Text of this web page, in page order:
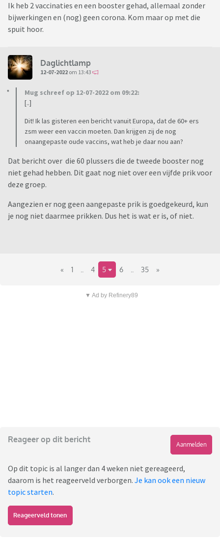
Ik heb 2 vaccinaties en een booster gehad, allemaal zonder
bijwerkingen en (nog) geen corona. Kom maar op met die
spuit hoor.
Daglichtlamp
12-07-2022 om 13:43
Mug schreef op 12-07-2022 om 09:22:
[..]
Dit! Ik las gisteren een bericht vanuit Europa, dat de 60+ ers
zsm weer een vaccin moeten. Dan krijgen zij de nog
onaangepaste oude vaccins, wat heb je daar nou aan?
Dat bericht over die 60 plussers die de tweede booster nog
niet gehad hebben. Dit gaat nog niet over een vijfde prik voor
deze groep.
Aangezien er nog geen aangepaste prik is goedgekeurd, kun
je nog niet daarmee prikken. Dus het is wat er is, of niet.
« 1 4 5 6 35 »
▼ Ad by Refinery89
Reageer op dit bericht
Aanmelden
Op dit topic is al langer dan 4 weken niet gereageerd,
daarom is het reageerveld verborgen. Je kan ook een nieuw
topic starten.
Reageerveld tonen